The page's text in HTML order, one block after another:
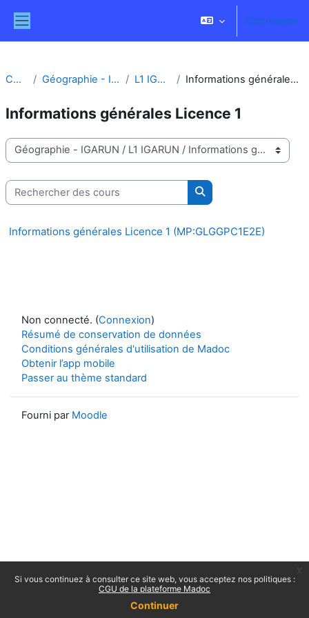
Si vous continuez à consulter ce site web, vous acceptez nos politiques :
CGU de la plateforme Madoc
Continuer
Connexion
Cours Géographie - IGARUN L1 IGARUN Informations générales Licence 1
Informations générales Licence 1
Catégories de cours
Rechercher des cours
Rechercher des cours
Informations générales Licence 1 (MP:GLGGPC1E2E)
Non connecté. (Connexion)
Résumé de conservation de données
Conditions générales d'utilisation de Madoc
Obtenir l’app mobile
Passer au thème standard
Fourni par Moodle